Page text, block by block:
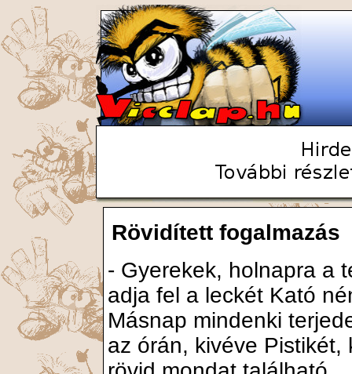
Rövidített fogalmazás
- Gyerekek, holnapra a
adja fel a leckét Kató
Másnap mindenki
az órán, kivéve